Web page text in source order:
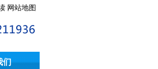
网站地图
们